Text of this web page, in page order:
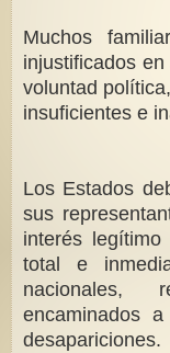
Muchos
injustificados
voluntad
insuficientes e
Los Estados
sus
interés
total e
nacionales,
encaminados